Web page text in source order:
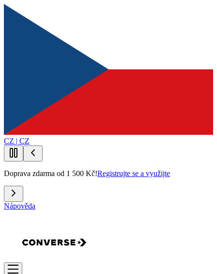
CZ | CZ
Doprava zdarma od 1 500 Kč!Registrujte se a využijte
Nápověda